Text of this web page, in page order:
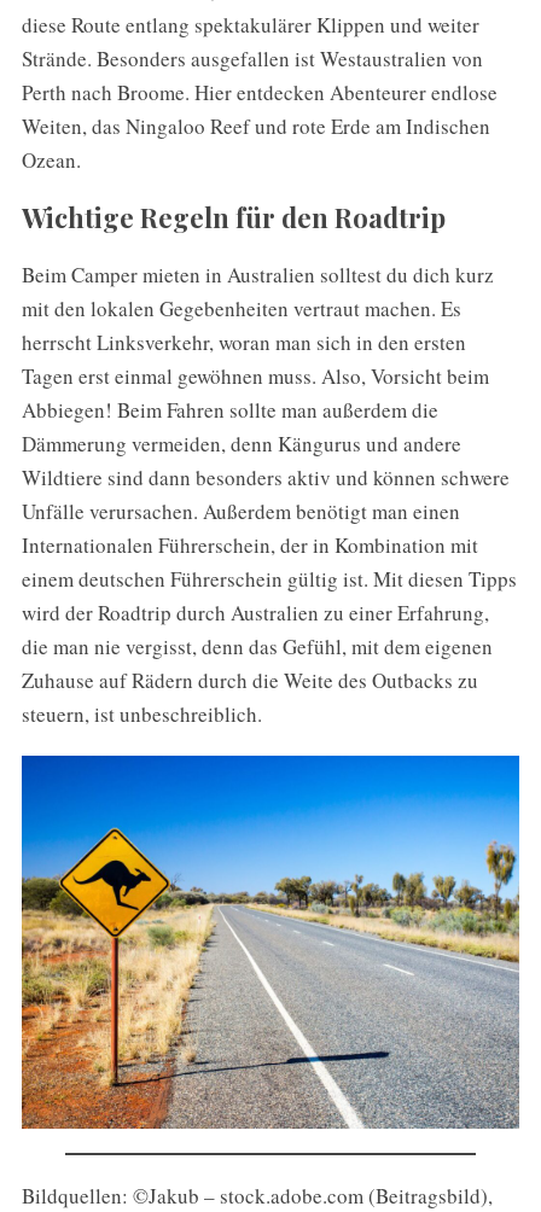
diese Route entlang spektakulärer Klippen und weiter
Strände. Besonders ausgefallen ist Westaustralien von
Perth nach Broome. Hier entdecken Abenteurer endlose
Weiten, das Ningaloo Reef und rote Erde am Indischen
Ozean.
Wichtige Regeln für den Roadtrip
Beim Camper mieten in Australien solltest du dich kurz
mit den lokalen Gegebenheiten vertraut machen. Es
herrscht Linksverkehr, woran man sich in den ersten
Tagen erst einmal gewöhnen muss. Also, Vorsicht beim
Abbiegen! Beim Fahren sollte man außerdem die
Dämmerung vermeiden, denn Kängurus und andere
Wildtiere sind dann besonders aktiv und können schwere
Unfälle verursachen. Außerdem benötigt man einen
Internationalen Führerschein, der in Kombination mit
einem deutschen Führerschein gültig ist. Mit diesen Tipps
wird der Roadtrip durch Australien zu einer Erfahrung,
die man nie vergisst, denn das Gefühl, mit dem eigenen
Zuhause auf Rädern durch die Weite des Outbacks zu
steuern, ist unbeschreiblich.
Bildquellen: ©Jakub – stock.adobe.com (Beitragsbild),
r
: